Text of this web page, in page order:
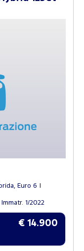
Ibrida, Euro 6
Immatr. 1/2022
€ 14.900